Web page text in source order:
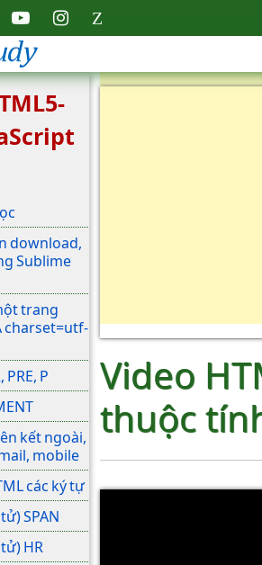
download,
Sublime
trang
charset=utf-
PRE, P
kết ngoài,
mobile
các ký tự
SPAN
HR
Video
thuộc